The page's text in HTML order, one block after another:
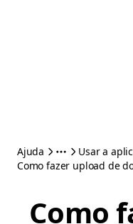
Ajuda
Usar a
Como fazer upload de
Como